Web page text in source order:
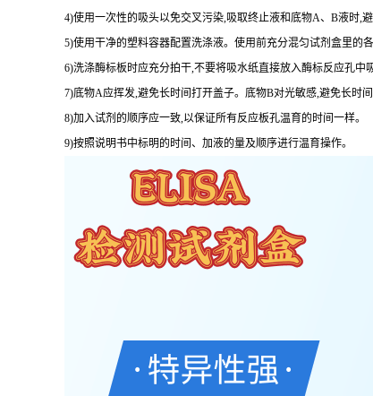
4)使用一次性的吸头以免交叉污染,吸取终止液和底物A、 B液时,
5)使用干净的塑料容器配置洗涤液。使用前充分混匀试剂盒里的各
6)洗涤酶标板时应充分拍干,不要将吸水纸直接放入酶标反应孔中吸
7)底物A应挥发,避免长时间打开盖子。底物B对光敏感,避免长时
8)加入试剂的顺序应一致,以保证所有反应板孔温育的时间一样。
9)按照说明书中标明的时间、加液的量及顺序进行温育操作。